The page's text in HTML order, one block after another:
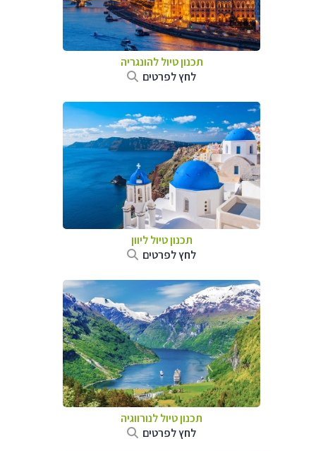
תכנון טיול להונגריה
לחץ לפרטים
תכנון טיול ליוון
לחץ לפרטים
תכנון טיול לנורווגיה
לחץ לפרטים